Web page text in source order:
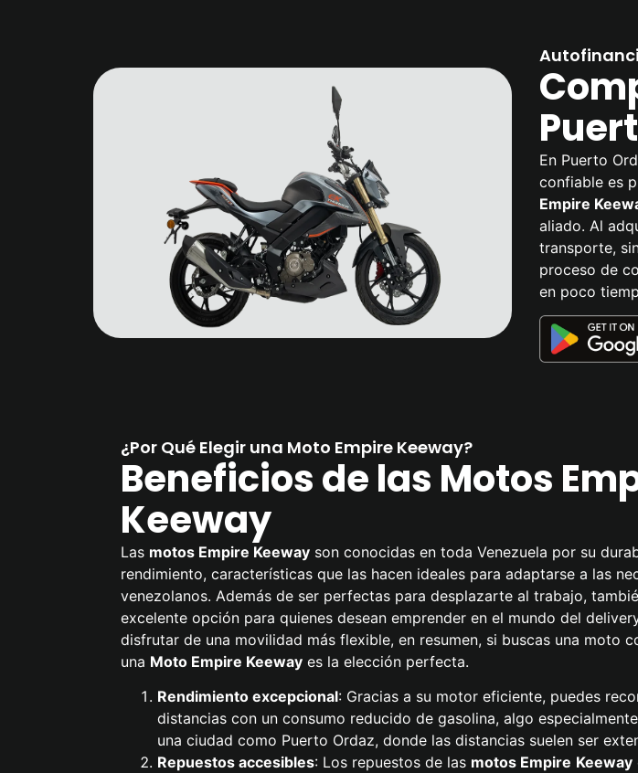
En Puerto
confiable es
Empire
aliado. Al
transporte,
proceso de
en poco
¿Por Qué Elegir una Moto Empire Keeway?
Beneficios de las Motos
Keeway
Las motos Empire Keeway son conocidas en toda Venezuela por su
rendimiento, características que las hacen ideales para adaptarse a las
venezolanos. Además de ser perfectas para desplazarte al trabajo,
excelente opción para quienes desean emprender en el mundo del
disfrutar de una movilidad más flexible, en resumen, si buscas una moto
una Moto Empire Keeway es la elección perfecta.
Rendimiento excepcional: Gracias a su motor eficiente, puedes
distancias con un consumo reducido de gasolina, algo
una ciudad como Puerto Ordaz, donde las distancias suelen ser
Repuestos accesibles: Los repuestos de las motos Empire Keeway